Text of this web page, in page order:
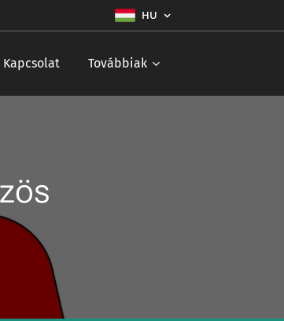
HU
Kapcsolat Továbbiak